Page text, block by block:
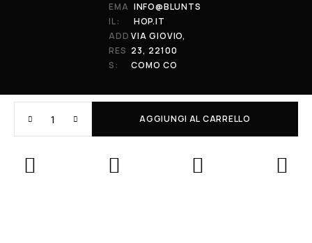
AGGIUNGI AL CARRELLO
EMA
IL:
INFO@BLUNTS
HOP.IT
ADD
RES
S:
VIA GIOVIO,
23, 22100
COMO CO
01848590038